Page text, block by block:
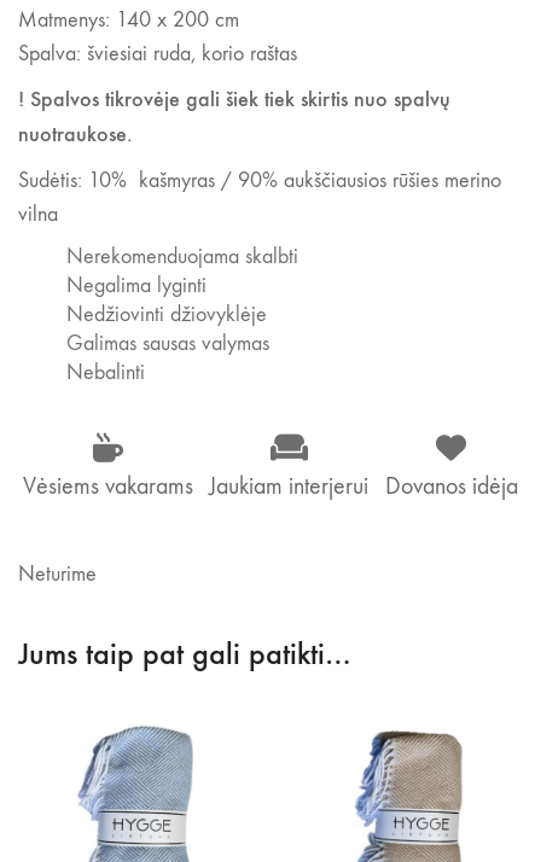
Matmenys: 140 x 200 cm
Spalva: šviesiai ruda, korio raštas
! Spalvos tikrovėje gali šiek tiek skirtis nuo spalvų
nuotraukose.
Sudėtis: 10% kašmyras / 90% aukščiausios rūšies merino
vilna
Nerekomenduojama skalbti
Negalima lyginti
Nedžiovinti džiovyklėje
Galimas sausas valymas
Nebalinti
Vėsiems vakarams Jaukiam interjerui Dovanos idėja
Neturime
Jums taip pat gali patikti…